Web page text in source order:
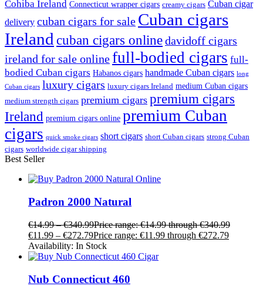
Cohiba Ireland Connecticut wrapper cigars creamy cigars Cuban cigar
delivery cuban cigars for sale Cuban cigars
Irelandcuban cigars onlinedavidoff cigars
ireland for sale onlinefull-bodied cigars full-
bodied Cuban cigars Habanos cigars handmade Cuban cigars long
Cuban cigars luxury cigars luxury cigars Ireland medium Cuban cigars
medium strength cigars premium cigars premium cigars
Ireland premium cigars online premium Cuban
cigars quick smoke cigars short cigars short Cuban cigars strong Cuban
cigars worldwide cigar shipping
Best Seller
Padron 2000 Natural
€14.99 – €340.99Price range: €14.99 through €340.99
€11.99 – €272.79Price range: €11.99 through €272.79
Availability: In Stock
Nub Connecticut 460